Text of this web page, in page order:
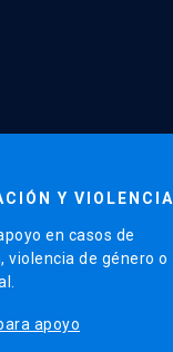
Y VIOLENCIA
en casos de
violencia de género o
apoyo